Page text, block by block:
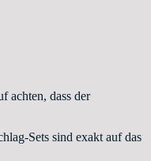
achten, dass der
Sets sind exakt auf das